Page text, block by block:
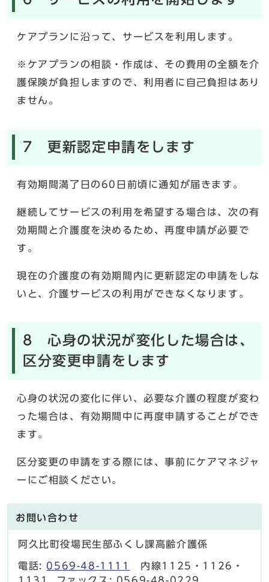
ケアプランに沿って、サービスを利用します。
※ケアプランの相談・作成は、その費用の全額を介
護保険が負担しますので、利用者に自己負担はあり
ません。
7 更新認定申請をします
有効期間満了日の60日前頃に通知が届きます。
継続してサービスの利用を希望する場合は、次の有
効期間と介護度を決めるため、再度申請が必要で
す。
現在の介護度の有効期間内に更新認定の申請をしな
いと、介護サービスの利用ができなくなります。
8 心身の状況が変化した場合は、
区分変更申請をします
心身の状況の変化に伴い、必要な介護の程度が変わ
った場合は、有効期間中に再度申請することができ
ます。
区分変更の申請をする際には、事前にケアマネジャ
ーにご相談ください。
お問い合わせ
阿久比町役場民生部ふくし課高齢介護係
電話: 0569-48-1111
内線1125・1126・
1131 ファックス: 0569-48-0229